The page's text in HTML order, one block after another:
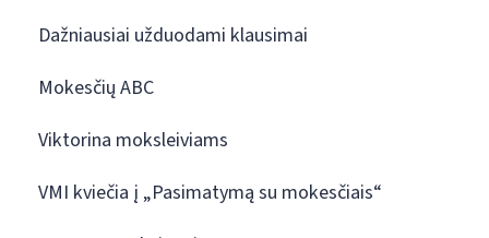
Dažniausiai užduodami klausimai
Mokesčių ABC
Viktorina moksleiviams
VMI kviečia į „Pasimatymą su mokesčiais“